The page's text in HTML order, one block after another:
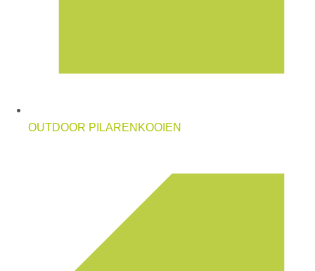
OUTDOOR PILARENKOOIEN